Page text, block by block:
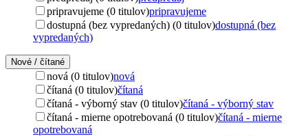
pripravujeme (0 titulov)pripravujeme
dostupná (bez vypredaných) (0 titulov)dostupná (bez
vypredaných)
Nové / čítané
nová (0 titulov)nová
čítaná (0 titulov)čítaná
čítaná - výborný stav (0 titulov)čítaná - výborný stav
čítaná - mierne opotrebovaná (0 titulov)čítaná - mierne
opotrebovaná